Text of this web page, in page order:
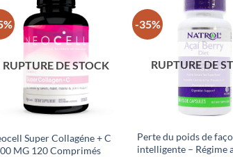
Ajouter
d’envies
RUPTURE DE STOCK
Super Collagéne + C
MG 120 Comprimés
-35%
RUPTURE DE
Perte du poids de
intelligente – Régime